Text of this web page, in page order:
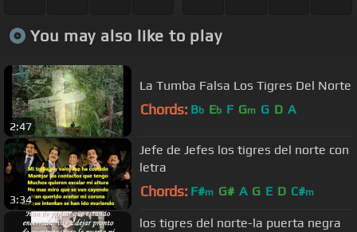
You may also like to play
2:47
La Tumba Falsa Los Tigres Del Norte
Chords: Bb Eb F Gm G D A
3:34
Jefe de Jefes los tigres del norte con
letra
Chords: F#m G# A G E D C#m
los tigres del norte-la puerta negra